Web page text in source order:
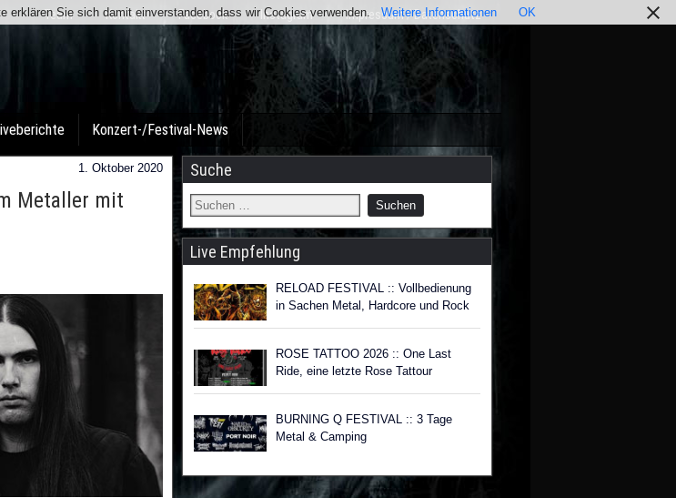
Team Kontakt Facebook Instagram Impressum / Datenschutz
Konzert-/Festival-News
1. Oktober 2020
Metaller mit
Suche
Live Empfehlung
RELOAD FESTIVAL :: Vollbedienung
in Sachen Metal, Hardcore und Rock
ROSE TATTOO 2026 :: One Last
Ride, eine letzte Rose Tattour
BURNING Q FESTIVAL :: 3 Tage
Metal & Camping
erklären Sie sich damit einverstanden, dass wir Cookies verwenden. Weitere Informationen OK